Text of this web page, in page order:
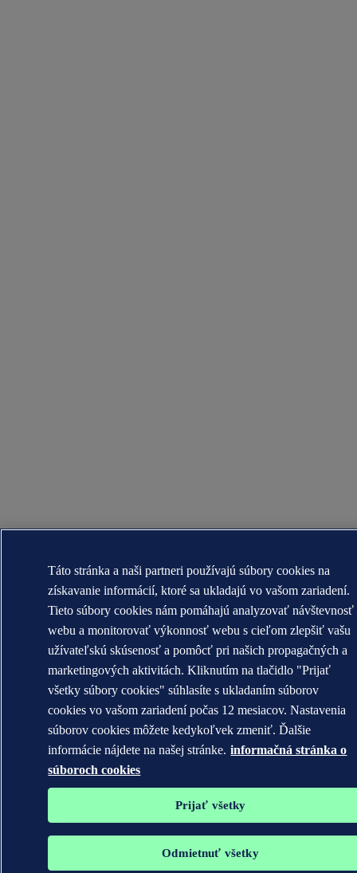
Táto stránka a naši partneri používajú súbory cookies na
získavanie informácií, ktoré sa ukladajú vo vašom zariadení.
Tieto súbory cookies nám pomáhajú analyzovať návštevnosť
webu a monitorovať výkonnosť webu s cieľom zlepšiť vašu
užívateľskú skúsenosť a pomôcť pri našich propagačných a
marketingových aktivitách. Kliknutím na tlačidlo "Prijať
všetky súbory cookies" súhlasíte s ukladaním súborov
cookies vo vašom zariadení počas 12 mesiacov. Nastavenia
súborov cookies môžete kedykoľvek zmeniť. Ďalšie
informácie nájdete na našej stránke. informačná stránka o
súboroch cookies
Prijať všetky
Odmietnuť všetky